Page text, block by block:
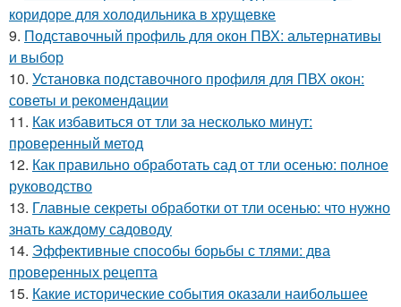
коридоре для холодильника в хрущевке
9. Подставочный профиль для окон ПВХ: альтернативы
и выбор
10. Установка подставочного профиля для ПВХ окон:
советы и рекомендации
11. Как избавиться от тли за несколько минут:
проверенный метод
12. Как правильно обработать сад от тли осенью: полное
руководство
13. Главные секреты обработки от тли осенью: что нужно
знать каждому садоводу
14. Эффективные способы борьбы с тлями: два
проверенных рецепта
15. Какие исторические события оказали наибольшее